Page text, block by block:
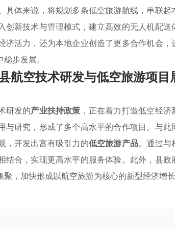
具体来说，将规划多条低空旅游航线，串联
创新技术与管理模式，建立高效的无人机配送
济活力，还为本地企业创造了更多合作机会，
步发展。
航空技术研发与低空旅游项目
研发的产业扶持政策 ，正在着力打造低空经
与研究，形成了多个高水平的合作项目。与
，开发出富有吸引力的低空旅游产品。通过与
结合，实现更高水平的服务体验。此外，县
，加快形成以航空旅游为核心的新型经济增长